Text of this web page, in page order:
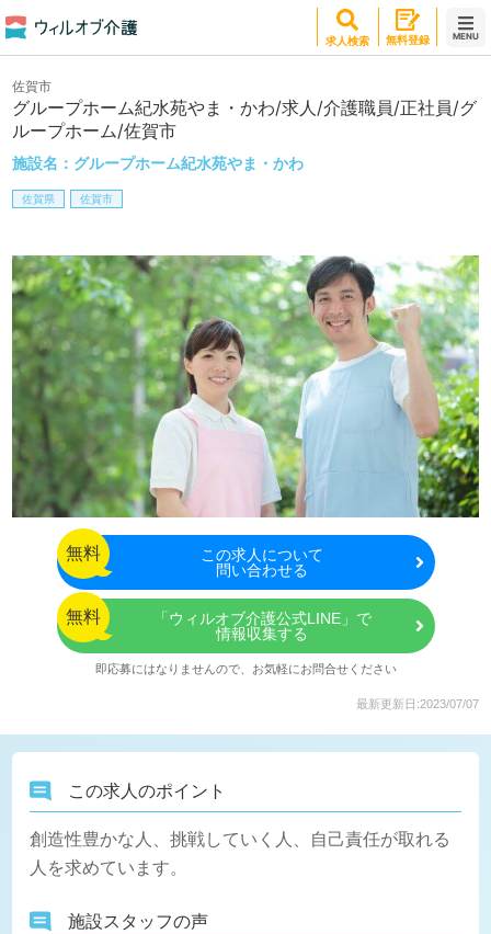
求人検索 無料登録 MENU
グループホーム紀水苑やま・かわ/求人/介護職員/正社員/グ
ループホーム/佐賀市
施設名： グループホーム紀水苑やま・かわ
佐賀市
佐賀県 佐賀市
無料 この求人について
問い合わせる
無料
「ウィルオブ介護公式LINE」で
情報収集する
即応募にはなりませんので、お気軽にお問合せください
最新更新日:2023/07/07
この求人のポイント
創造性豊かな人、挑戦していく人、自己責任が取れる
人を求めています。
施設スタッフの声